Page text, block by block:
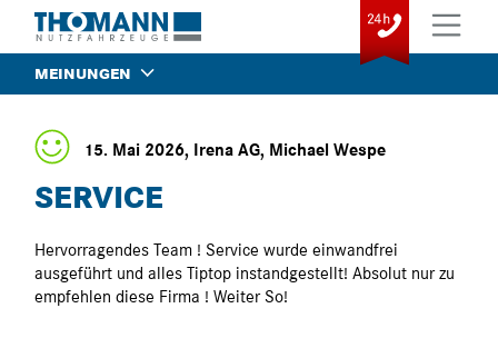
MEINUNGEN
15. Mai 2026, Irena AG, Michael Wespe
SERVICE
Hervorragendes Team ! Service wurde einwandfrei
ausgeführt und alles Tiptop instandgestellt! Absolut nur zu
empfehlen diese Firma ! Weiter So!